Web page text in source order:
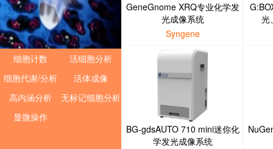
细胞计数
活细胞分析
细胞代谢/分析
活体成像
高内涵分析
无标记细胞分析
显微操作
GeneGnome XRQ专业化学发
光成像系统
Syngene
光
BG-gdsAUTO 710 mini迷你化
学发光成像系统